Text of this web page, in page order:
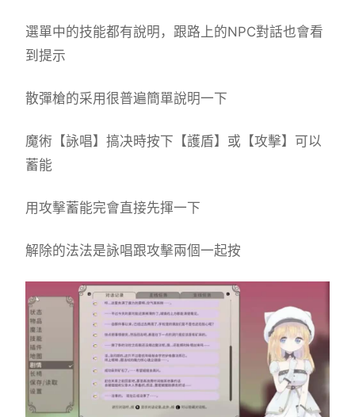
選單中的技能都有說明，跟路上的NPC對話也會看
到提示
散彈槍的采用很普遍簡單說明一下
魔術【詠唱】搞决時按下【護盾】或【攻擊】可以
蓄能
用攻擊蓄能完會直接先揮一下
解除的法法是詠唱跟攻擊兩個一起按